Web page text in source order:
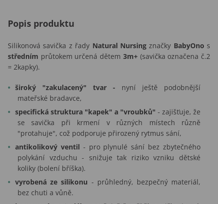
Popis produktu
Silikonová savička z řady Natural Nursingznačky BabyOno s
středním průtokem určená dětem 3m+(savička označena č.2
= 2kapky).
široký "zakulacený" tvar - nyní ještě podobnější
mateřské bradavce,
specifická struktura "kapek" a "vroubků" - zajišťuje, že
se savička při krmení v různých místech různě
"protahuje", což podporuje přirozený rytmus sání,
antikolikový ventil - pro plynulé sání bez zbytečného
polykání vzduchu - snižuje tak riziko vzniku dětské
koliky (bolení bříška).
vyrobená ze silikonu - průhledný, bezpečný materiál,
bez chuti a vůně.